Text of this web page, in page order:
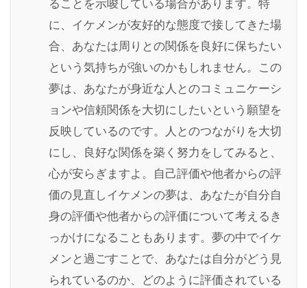
ることを示唆している場合があります。特
に、イケメンが友好的な態度で接してきた場
合、あなたは周りとの関係を良好に保ちたい
という気持ちが強いのかもしれません。この
夢は、あなたが身近な人とのコミュニケーシ
ョンや信頼関係を大切にしたいという願望を
反映しているのです。人とのつながりを大切
にし、良好な関係を築く努力をしてみると、
心が安らぎますよ。自己評価や他者からの評
価の見直しイケメンの夢は、あなたが自分自
身の評価や他者からの評価について考えるき
っかけになることもあります。夢の中でイケ
メンと過ごすことで、あなたは自分がどう見
られているのか、どのように評価されている